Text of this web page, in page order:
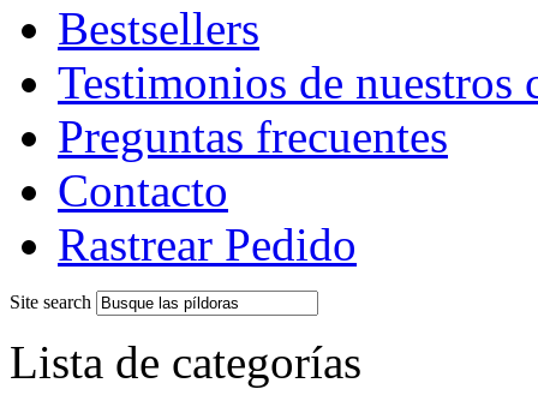
Bestsellers
Testimonios de nuestros
Preguntas frecuentes
Contacto
Rastrear Pedido
Site search
Lista de categorías